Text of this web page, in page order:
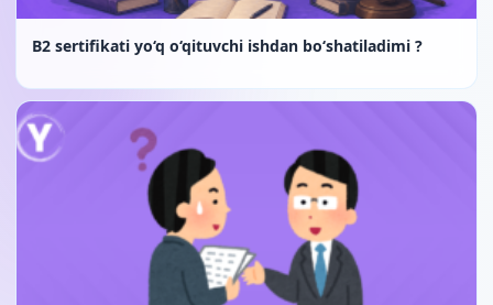
B2 sertifikati yo‘q o‘qituvchi ishdan bo‘shatiladimi ?